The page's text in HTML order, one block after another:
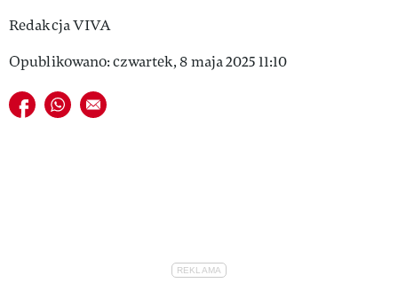
Redakcja VIVA
Opublikowano: czwartek, 8 maja 2025 11:10
Udostępnij na facebook
Udostępnij na whatsapp
E-mail do przyjaciela